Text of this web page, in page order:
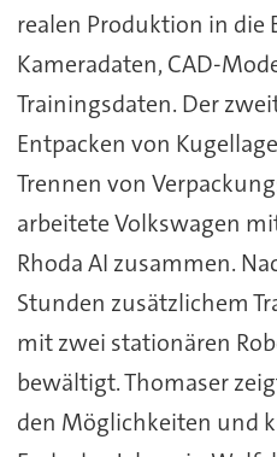
realen Produktion in die
Kameradaten, CAD-
Trainingsdaten. Der
Entpacken von
Trennen von
arbeitete Volkswagen
Rhoda AI zusammen.
Stunden zusätzlichem
mit zwei stationären
bewältigt. Thomaser
den Möglichkeiten und